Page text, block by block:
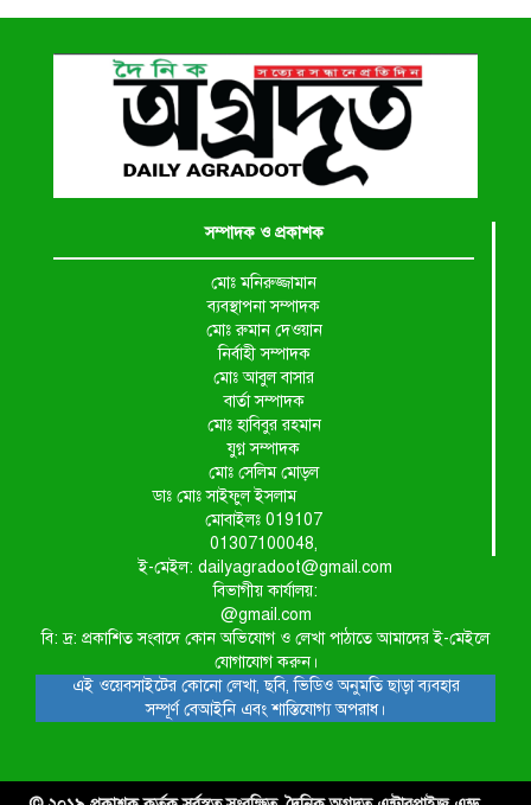
সম্পাদক ও প্রকাশক
মোঃ মনিরুজ্জামান
ব্যবস্থাপনা সম্পাদক
মোঃ রুমান দেওয়ান
নির্বাহী সম্পাদক
মোঃ আবুল বাসার
বার্তা সম্পাদক
মোঃ হাবিবুর রহমান
যুগ্ন সম্পাদক
মোঃ সেলিম মোড়ল
ডাঃ মোঃ সাইফুল ইসলাম
মোবাইলঃ 019107
01307100048,
ই-মেইল: dailyagradoot@gmail.com
বিভাগীয় কার্যালয়:
@gmail.com
বি: দ্র: প্রকাশিত সংবাদে কোন অভিযোগ ও লেখা পাঠাতে আমাদের ই-মেইলে
যোগাযোগ করুন।
এই ওয়েবসাইটের কোনো লেখা, ছবি, ভিডিও অনুমতি ছাড়া ব্যবহার
সম্পূর্ণ বেআইনি এবং শাস্তিযোগ্য অপরাধ।